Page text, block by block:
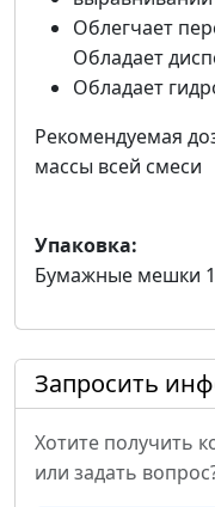
Облегчает
Обладает
Обладает
Рекомендуемая
массы всей смеси
Упаковка:
Бумажные мешки
Запросить
Хотите получить
или задать